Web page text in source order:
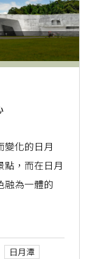
變化的日月
點，而在日月
融為一體的
日月潭